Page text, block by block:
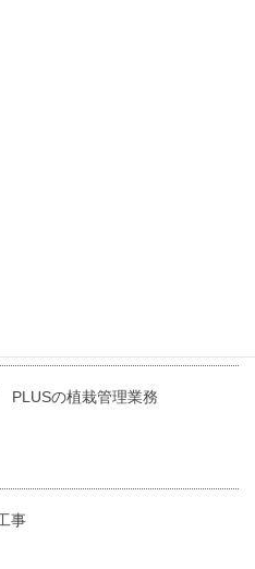
の植栽管理業務
事